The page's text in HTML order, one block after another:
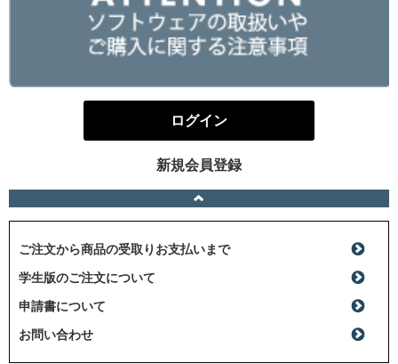
ログイン
新規会員登録
ご注文から商品の受取りお支払いまで
学生版のご注文について
申請書について
お問い合わせ